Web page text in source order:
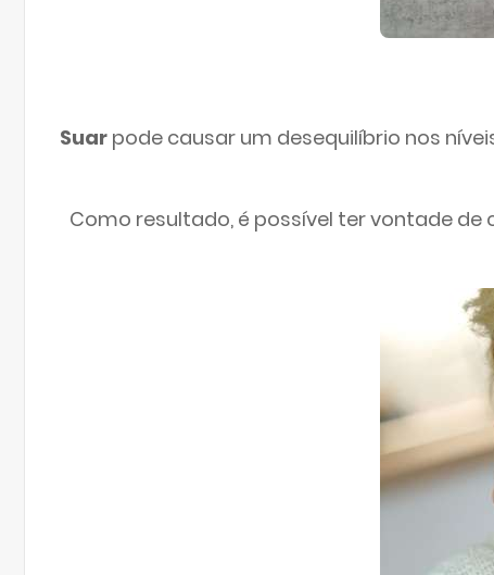
Suarpode causar um desequilíbrio nos
Como resultado, é possível ter vontade de